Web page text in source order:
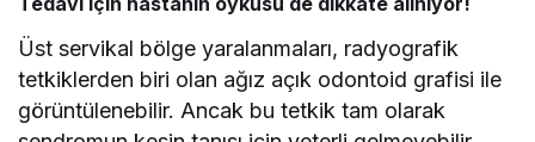
Üst servikal bölge yaralanmaları, radyografik
tetkiklerden biri olan ağız açık odontoid grafisi ile
görüntülenebilir. Ancak bu tetkik tam olarak